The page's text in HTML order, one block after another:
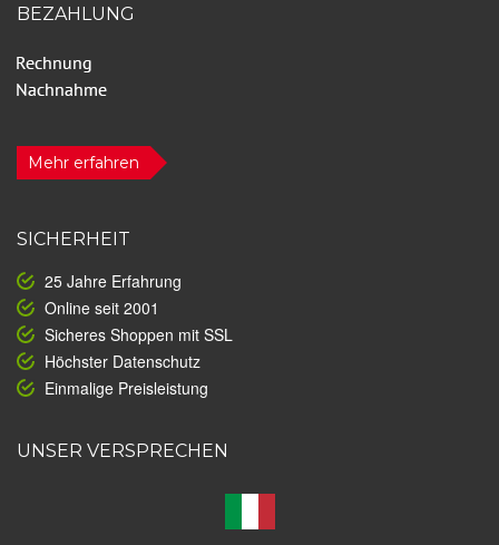
BEZAHLUNG
Mehr erfahren
SICHERHEIT
25 Jahre Erfahrung
Online seit 2001
Sicheres Shoppen mit SSL
Höchster Datenschutz
Einmalige Preisleistung
UNSER VERSPRECHEN